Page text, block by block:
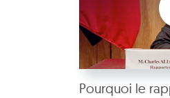
Pourquoi le